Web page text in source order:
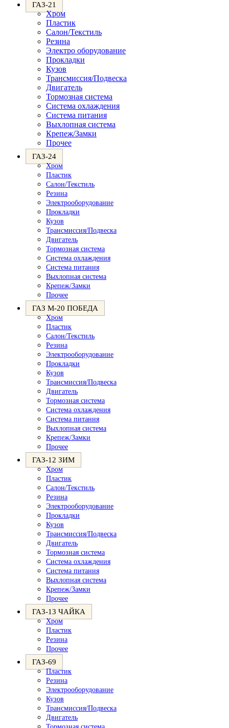
ГАЗ-21
Хром
Пластик
Салон/Текстиль
Резина
Электро оборудование
Прокладки
Кузов
Трансмиссия/Подвеска
Двигатель
Тормозная система
Система охлаждения
Система питания
Выхлопная система
Крепеж/Замки
Прочее
ГАЗ-24
Хром
Пластик
Салон/Текстиль
Резина
Электрооборудование
Прокладки
Кузов
Трансмиссия/Подвеска
Двигатель
Тормозная система
Система охлаждения
Система питания
Выхлопная система
Крепеж/Замки
Прочее
ГАЗ М-20 ПОБЕДА
Хром
Пластик
Салон/Текстиль
Резина
Электрооборудование
Прокладки
Кузов
Трансмиссия/Подвеска
Двигатель
Тормозная система
Система охлаждения
Система питания
Выхлопная система
Крепеж/Замки
Прочее
ГАЗ-12 ЗИМ
Хром
Пластик
Салон/Текстиль
Резина
Электрооборудование
Прокладки
Кузов
Трансмиссия/Подвеска
Двигатель
Тормозная система
Система охлаждения
Система питания
Выхлопная система
Крепеж/Замки
Прочее
ГАЗ-13 ЧАЙКА
Хром
Пластик
Резина
Прочее
ГАЗ-69
Пластик
Резина
Электрооборудование
Кузов
Трансмиссия/Подвеска
Двигатель